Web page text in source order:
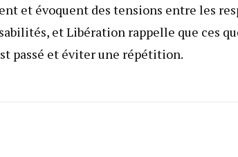
et évoquent des tensions entre les
et Libération rappelle que ces
passé et éviter une répétition.